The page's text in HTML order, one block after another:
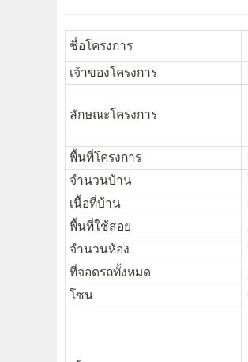
ชื่อโครงการ
เจ้าของโครงการ
ลักษณะโครงการ
พื้นที่โครงการ
จำนวนบ้าน
เนื้อที่บ้าน
พื้นที่ใช้สอย
จำนวนห้อง
ที่จอดรถทั้งหมด
โซน